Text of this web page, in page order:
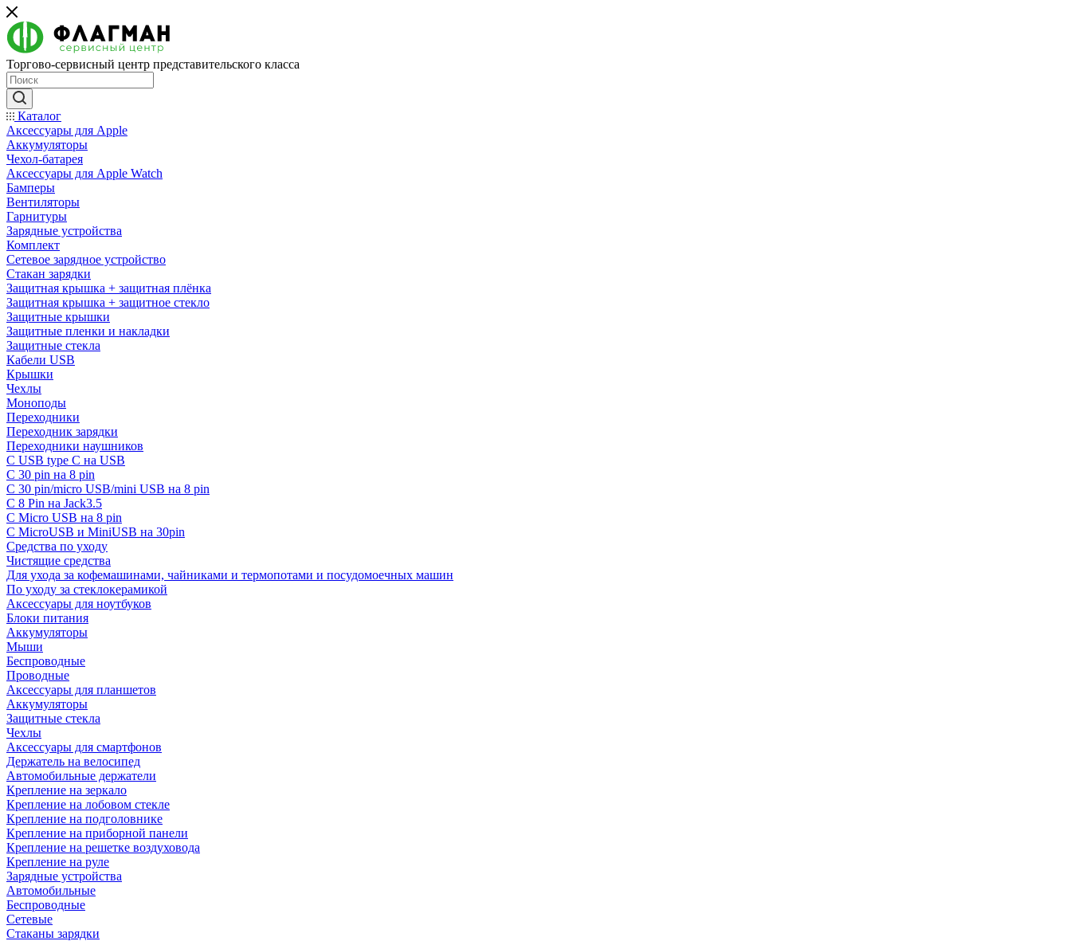
Торгово-сервисный центр представительского класса
Каталог
Аксессуары для Apple
Аккумуляторы
Чехол-батарея
Аксессуары для Apple Watch
Бамперы
Вентиляторы
Гарнитуры
Зарядные устройства
Комплект
Сетевое зарядное устройство
Стакан зарядки
Защитная крышка + защитная плёнка
Защитная крышка + защитное стекло
Защитные крышки
Защитные пленки и накладки
Защитные стекла
Кабели USB
Крышки
Чехлы
Моноподы
Переходники
Переходник зарядки
Переходники наушников
С USB type C на USB
С 30 pin на 8 pin
С 30 pin/micro USB/mini USB на 8 pin
С 8 Pin на Jack3.5
С Micro USB на 8 pin
С MicroUSB и MiniUSB на 30pin
Средства по уходу
Чистящие средства
Для ухода за кофемашинами, чайниками и термопотами и посудомоечных машин
По уходу за стеклокерамикой
Аксессуары для ноутбуков
Блоки питания
Аккумуляторы
Мыши
Беспроводные
Проводные
Аксессуары для планшетов
Аккумуляторы
Защитные стекла
Чехлы
Аксессуары для смартфонов
Держатель на велосипед
Автомобильные держатели
Крепление на зеркало
Крепление на лобовом стекле
Крепление на подголовнике
Крепление на приборной панели
Крепление на решетке воздуховода
Крепление на руле
Зарядные устройства
Автомобильные
Беспроводные
Сетевые
Стаканы зарядки